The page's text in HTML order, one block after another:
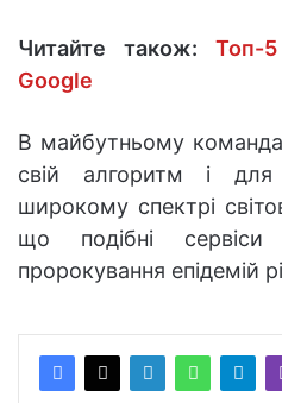
Читайте також: Топ-5
Google
В майбутньому
свій алгоритм і
широкому спектрі
що подібні
пророкування епідемій